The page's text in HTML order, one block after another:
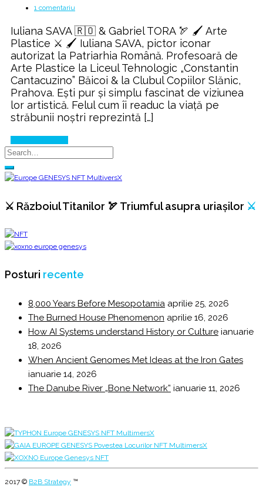
1 comentariu
Meșteșugului
Iuliana SAVA 🇷🇴 & Gabriel TORA 🏹 🖌️ Arte
Plastice ⚔️ 🖌️ Iuliana SAVA, pictor iconar
autorizat la Patriarhia Română. Profesoară de
Arte Plastice la Liceul Tehnologic „Constantin
Cantacuzino” Băicoi & la Clubul Copiilor Slănic,
Prahova. Ești pur și simplu fascinat de viziunea
lor artistică. Felul cum îi readuc la viață pe
străbunii noștri reprezintă […]
⚔️ Războiul Titanilor 🏹 Triumful asupra uriașilor ⚔️
Posturi recente
8,000 Years Before Mesopotamia aprilie 25, 2026
The Burned House Phenomenon aprilie 16, 2026
How AI Systems understand History or Culture ianuarie
18, 2026
When Ancient Genomes Met Ideas at the Iron Gates
ianuarie 14, 2026
The Danube River „Bone Network” ianuarie 11, 2026
2017 © B2B Strategy ™